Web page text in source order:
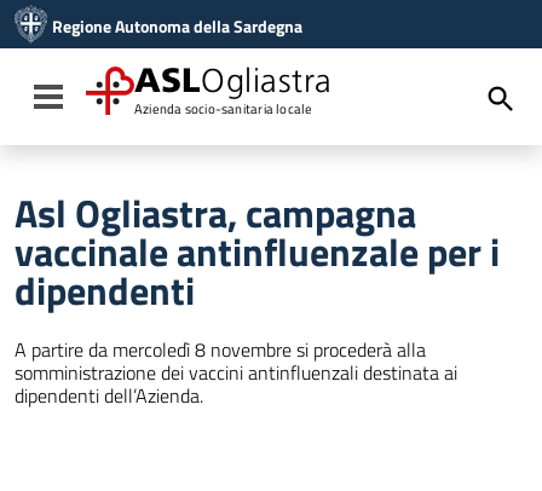
Vai al menu di navigazione
Vai al footer
Regione Autonoma della Sardegna
Toggle navigation
ASLOgliastra
Azienda socio-sanitaria locale
Asl Ogliastra, campagna
vaccinale antinfluenzale per i
dipendenti
A partire da mercoledì 8 novembre si procederà alla
somministrazione dei vaccini antinfluenzali destinata ai
dipendenti dell’Azienda.